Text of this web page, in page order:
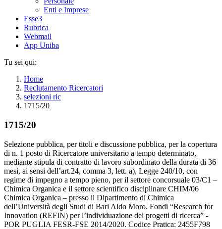
Enti e Imprese
Esse3
Rubrica
Webmail
App Uniba
Tu sei qui:
Home
Reclutamento Ricercatori
selezioni ric
1715/20
1715/20
Selezione pubblica, per titoli e discussione pubblica, per la copertura
di n. 1 posto di Ricercatore universitario a tempo determinato,
mediante stipula di contratto di lavoro subordinato della durata di 36
mesi, ai sensi dell’art.24, comma 3, lett. a), Legge 240/10, con
regime di impegno a tempo pieno, per il settore concorsuale 03/C1 –
Chimica Organica e il settore scientifico disciplinare CHIM/06
Chimica Organica – presso il Dipartimento di Chimica
dell’Università degli Studi di Bari Aldo Moro. Fondi “Research for
Innovation (REFIN) per l’individuazione dei progetti di ricerca” -
POR PUGLIA FESR-FSE 2014/2020. Codice Pratica: 2455F798